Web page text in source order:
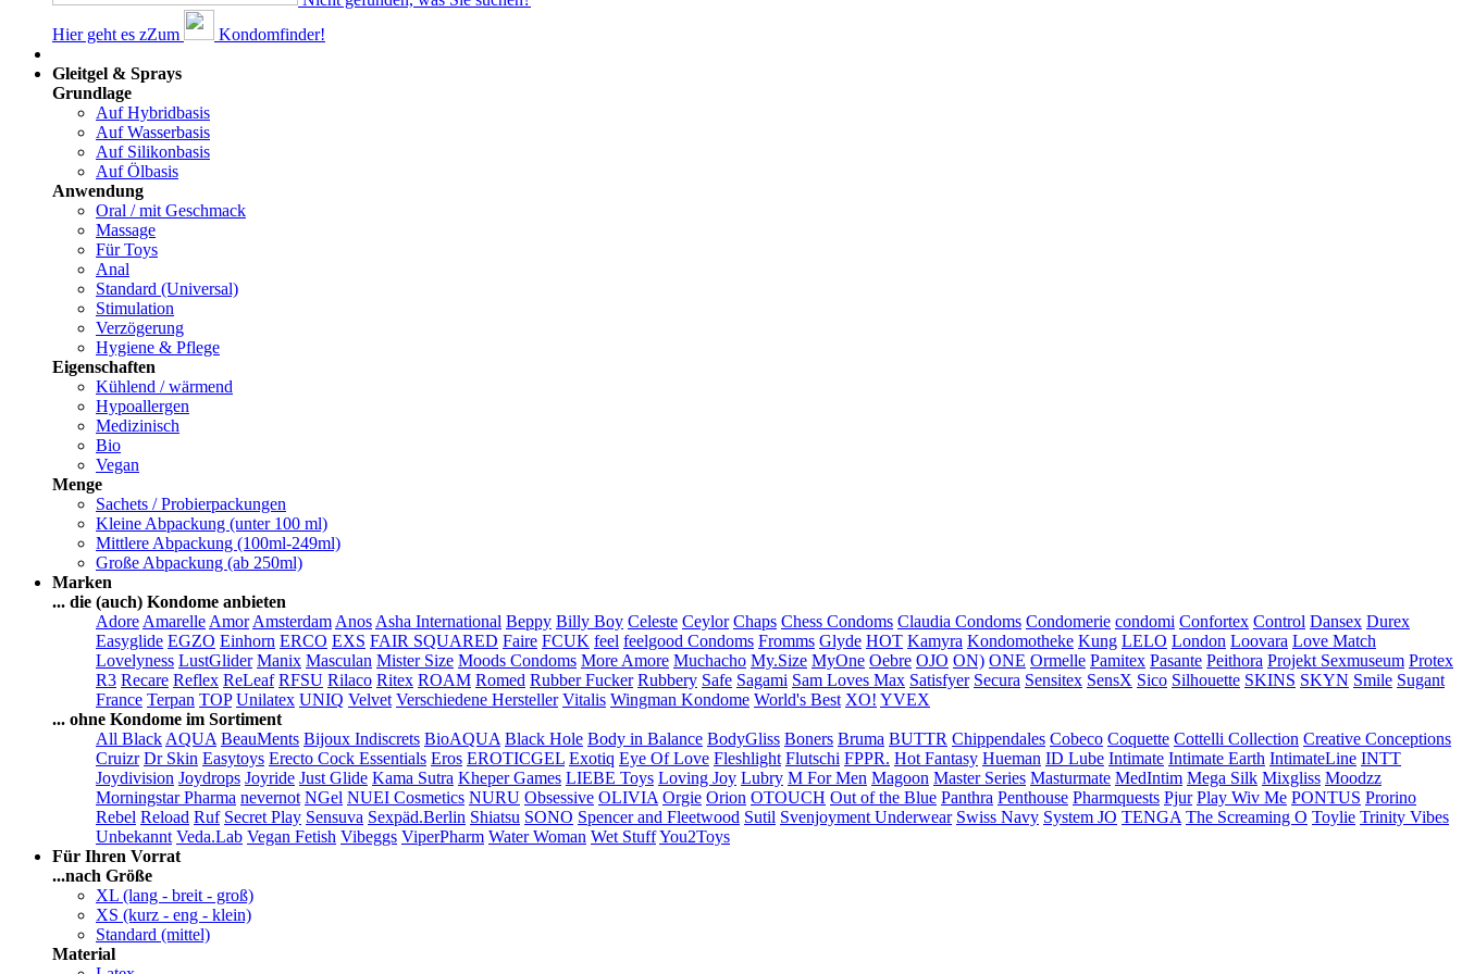
Hier geht es zZum
Kondomfinder!
Gleitgel & Sprays
Grundlage
Auf Hybridbasis
Auf Wasserbasis
Auf Silikonbasis
Auf Ölbasis
Anwendung
Oral / mit Geschmack
Massage
Für Toys
Anal
Standard (Universal)
Stimulation
Verzögerung
Hygiene & Pflege
Eigenschaften
Kühlend / wärmend
Hypoallergen
Medizinisch
Bio
Vegan
Menge
Sachets / Probierpackungen
Kleine Abpackung (unter 100 ml)
Mittlere Abpackung (100ml-249ml)
Große Abpackung (ab 250ml)
Marken
... die (auch) Kondome anbieten
Adore Amarelle Amor Amsterdam Anos Asha International Beppy Billy Boy Celeste Ceylor Chaps Chess Condoms Claudia Condoms Condomerie condomi Confortex Control Dansex Durex
Easyglide EGZO Einhorn ERCO EXS FAIR SQUARED Faire FCUK feel feelgood Condoms Fromms Glyde HOT Kamyra Kondomotheke Kung LELO London Loovara Love Match
Lovelyness LustGlider Manix Masculan Mister Size Moods Condoms More Amore Muchacho My.Size MyOne Oebre OJO ON) ONE Ormelle Pamitex Pasante Peithora Projekt Sexmuseum Protex
R3 Recare Reflex ReLeaf RFSU Rilaco Ritex ROAM Romed Rubber Fucker Rubbery Safe Sagami Sam Loves Max Satisfyer Secura Sensitex SensX Sico Silhouette SKINS SKYN Smile Sugant
France Terpan TOP Unilatex UNIQ Velvet Verschiedene Hersteller Vitalis Wingman Kondome World's Best XO! YVEX
... ohne Kondome im Sortiment
All Black AQUA BeauMents Bijoux Indiscrets BioAQUA Black Hole Body in Balance BodyGliss Boners Bruma BUTTR Chippendales Cobeco Coquette Cottelli Collection Creative Conceptions
Cruizr Dr Skin Easytoys Erecto Cock Essentials Eros EROTICGEL Exotiq Eye Of Love Fleshlight Flutschi FPPR. Hot Fantasy Hueman ID Lube Intimate Intimate Earth IntimateLine INTT
Joydivision Joydrops Joyride Just Glide Kama Sutra Kheper Games LIEBE Toys Loving Joy Lubry M For Men Magoon Master Series Masturmate MedIntim Mega Silk Mixgliss Moodzz
Morningstar Pharma nevernot NGel NUEI Cosmetics NURU Obsessive OLIVIA Orgie Orion OTOUCH Out of the Blue Panthra Penthouse Pharmquests Pjur Play Wiv Me PONTUS Prorino
Rebel Reload Ruf Secret Play Sensuva Sexpäd.Berlin Shiatsu SONO Spencer and Fleetwood Sutil Svenjoyment Underwear Swiss Navy System JO TENGA The Screaming O Toylie Trinity Vibes
Unbekannt Veda.Lab Vegan Fetish Vibeggs ViperPharm Water Woman Wet StuffYou2Toys
Für Ihren Vorrat
...nach Größe
XL (lang - breit - groß)
XS (kurz - eng - klein)
Standard (mittel)
Material